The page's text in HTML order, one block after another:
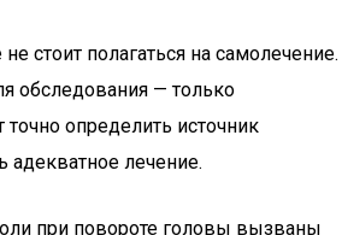
стоит полагаться на самолечение.
обследования — только
определить источник
адекватное лечение.
при повороте головы вызваны